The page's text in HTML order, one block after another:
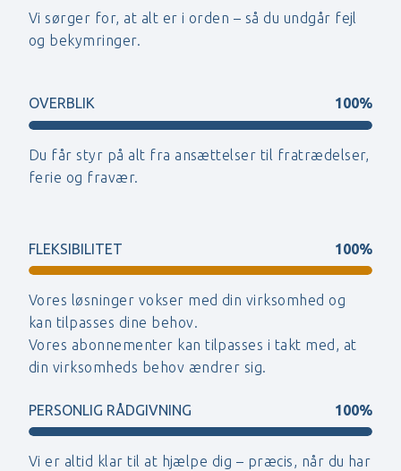
Vi sørger for, at alt er i orden – så du undgår fejl
og bekymringer.
OVERBLIK 100%
Du får styr på alt fra ansættelser til fratrædelser,
ferie og fravær.
FLEKSIBILITET 100%
Vores løsninger vokser med din virksomhed og
kan tilpasses dine behov.
Vores abonnementer kan tilpasses i takt med, at
din virksomheds behov ændrer sig.
PERSONLIG RÅDGIVNING 100%
Vi er altid klar til at hjælpe dig – præcis, når du har